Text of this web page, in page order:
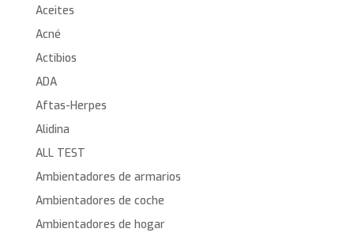
Aceites
Acné
Actibios
ADA
Aftas-Herpes
Alidina
ALL TEST
Ambientadores de armarios
Ambientadores de coche
Ambientadores de hogar